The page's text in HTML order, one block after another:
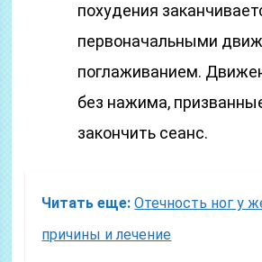
похудения
первоначальными
поглаживанием.
без нажима,
закончить сеанс.
Читать еще: Отечность ног у
причины и лечение